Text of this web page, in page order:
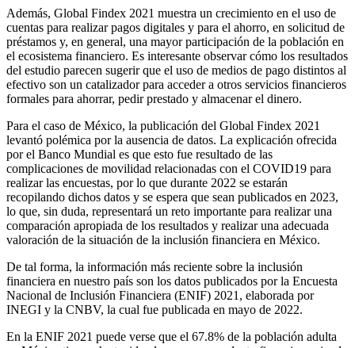
Además, Global Findex 2021 muestra un crecimiento en el uso de
cuentas para realizar pagos digitales y para el ahorro, en solicitud de
préstamos y, en general, una mayor participación de la población en
el ecosistema financiero. Es interesante observar cómo los resultados
del estudio parecen sugerir que el uso de medios de pago distintos al
efectivo son un catalizador para acceder a otros servicios financieros
formales para ahorrar, pedir prestado y almacenar el dinero.
Para el caso de México, la publicación del Global Findex 2021
levantó polémica por la ausencia de datos. La explicación ofrecida
por el Banco Mundial es que esto fue resultado de las
complicaciones de movilidad relacionadas con el COVID19 para
realizar las encuestas, por lo que durante 2022 se estarán
recopilando dichos datos y se espera que sean publicados en 2023,
lo que, sin duda, representará un reto importante para realizar una
comparación apropiada de los resultados y realizar una adecuada
valoración de la situación de la inclusión financiera en México.
De tal forma, la información más reciente sobre la inclusión
financiera en nuestro país son los datos publicados por la Encuesta
Nacional de Inclusión Financiera (ENIF) 2021, elaborada por
INEGI y la CNBV, la cual fue publicada en mayo de 2022.
En la ENIF 2021 puede verse que el 67.8% de la población adulta